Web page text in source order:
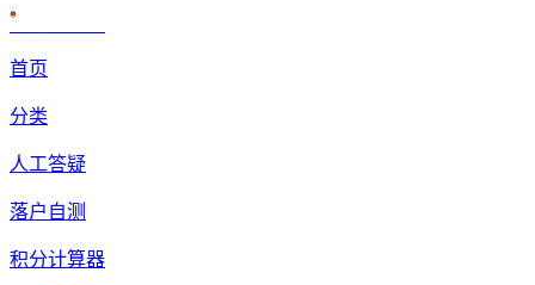
首页
分类
人工答疑
落户自测
积分计算器